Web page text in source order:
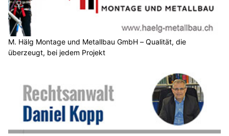
M. Hälg Montage und Metallbau GmbH – Qualität, die
überzeugt, bei jedem Projekt